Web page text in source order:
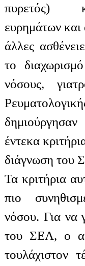
πυρετός)
ευρημάτων και
άλλες
το
νόσους,
έντεκα
διάγνωση του
Τα κριτήρια
πιο
νόσου. Για να
του ΣΕΛ, ο
τουλάχιστον